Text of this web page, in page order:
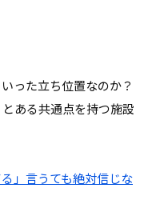
った立ち位置なのか？
ある共通点を持つ施設
」言うても絶対信じな